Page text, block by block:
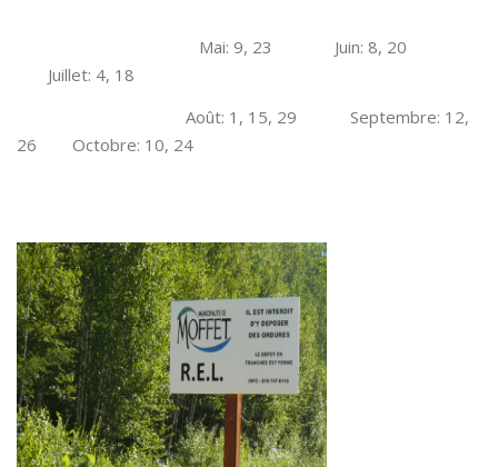
Mai: 9, 23 Juin: 8, 20
Juillet: 4, 18
Août: 1, 15, 29 Septembre: 12,
26 Octobre: 10, 24